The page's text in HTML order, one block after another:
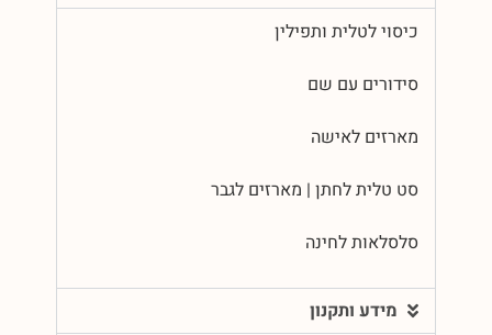
כיסוי לטלית ותפילין
סידורים עם שם
מארזים לאישה
סט טלית לחתן | מארזים לגבר
סלסלאות לחינה
מידע ותקנון